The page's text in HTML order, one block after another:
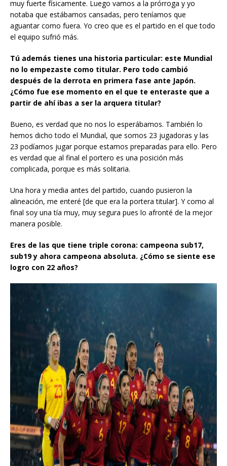
muy fuerte físicamente. Luego vamos a la prórroga y yo
notaba que estábamos cansadas, pero teníamos que
aguantar como fuera. Yo creo que es el partido en el que todo
el equipo sufrió más.
Tú además tienes una historia particular: este Mundial
no lo empezaste como titular. Pero todo cambió
después de la derrota en primera fase ante Japón.
¿Cómo fue ese momento en el que te enteraste que a
partir de ahí ibas a ser la arquera titular?
Bueno, es verdad que no nos lo esperábamos. También lo
hemos dicho todo el Mundial, que somos 23 jugadoras y las
23 podíamos jugar porque estamos preparadas para ello. Pero
es verdad que al final el portero es una posición más
complicada, porque es más solitaria.
Una hora y media antes del partido, cuando pusieron la
alineación, me enteré [de que era la portera titular]. Y como al
final soy una tía muy, muy segura pues lo afronté de la mejor
manera posible.
Eres de las que tiene triple corona: campeona sub17,
sub19 y ahora campeona absoluta. ¿Cómo se siente ese
logro con 22 años?